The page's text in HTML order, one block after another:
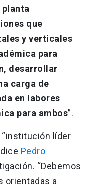
planta
que
y verticales
para
desarrollar
carga de
en labores
para ambos”.
“institución líder
Pedro
“Debemos
orientadas a